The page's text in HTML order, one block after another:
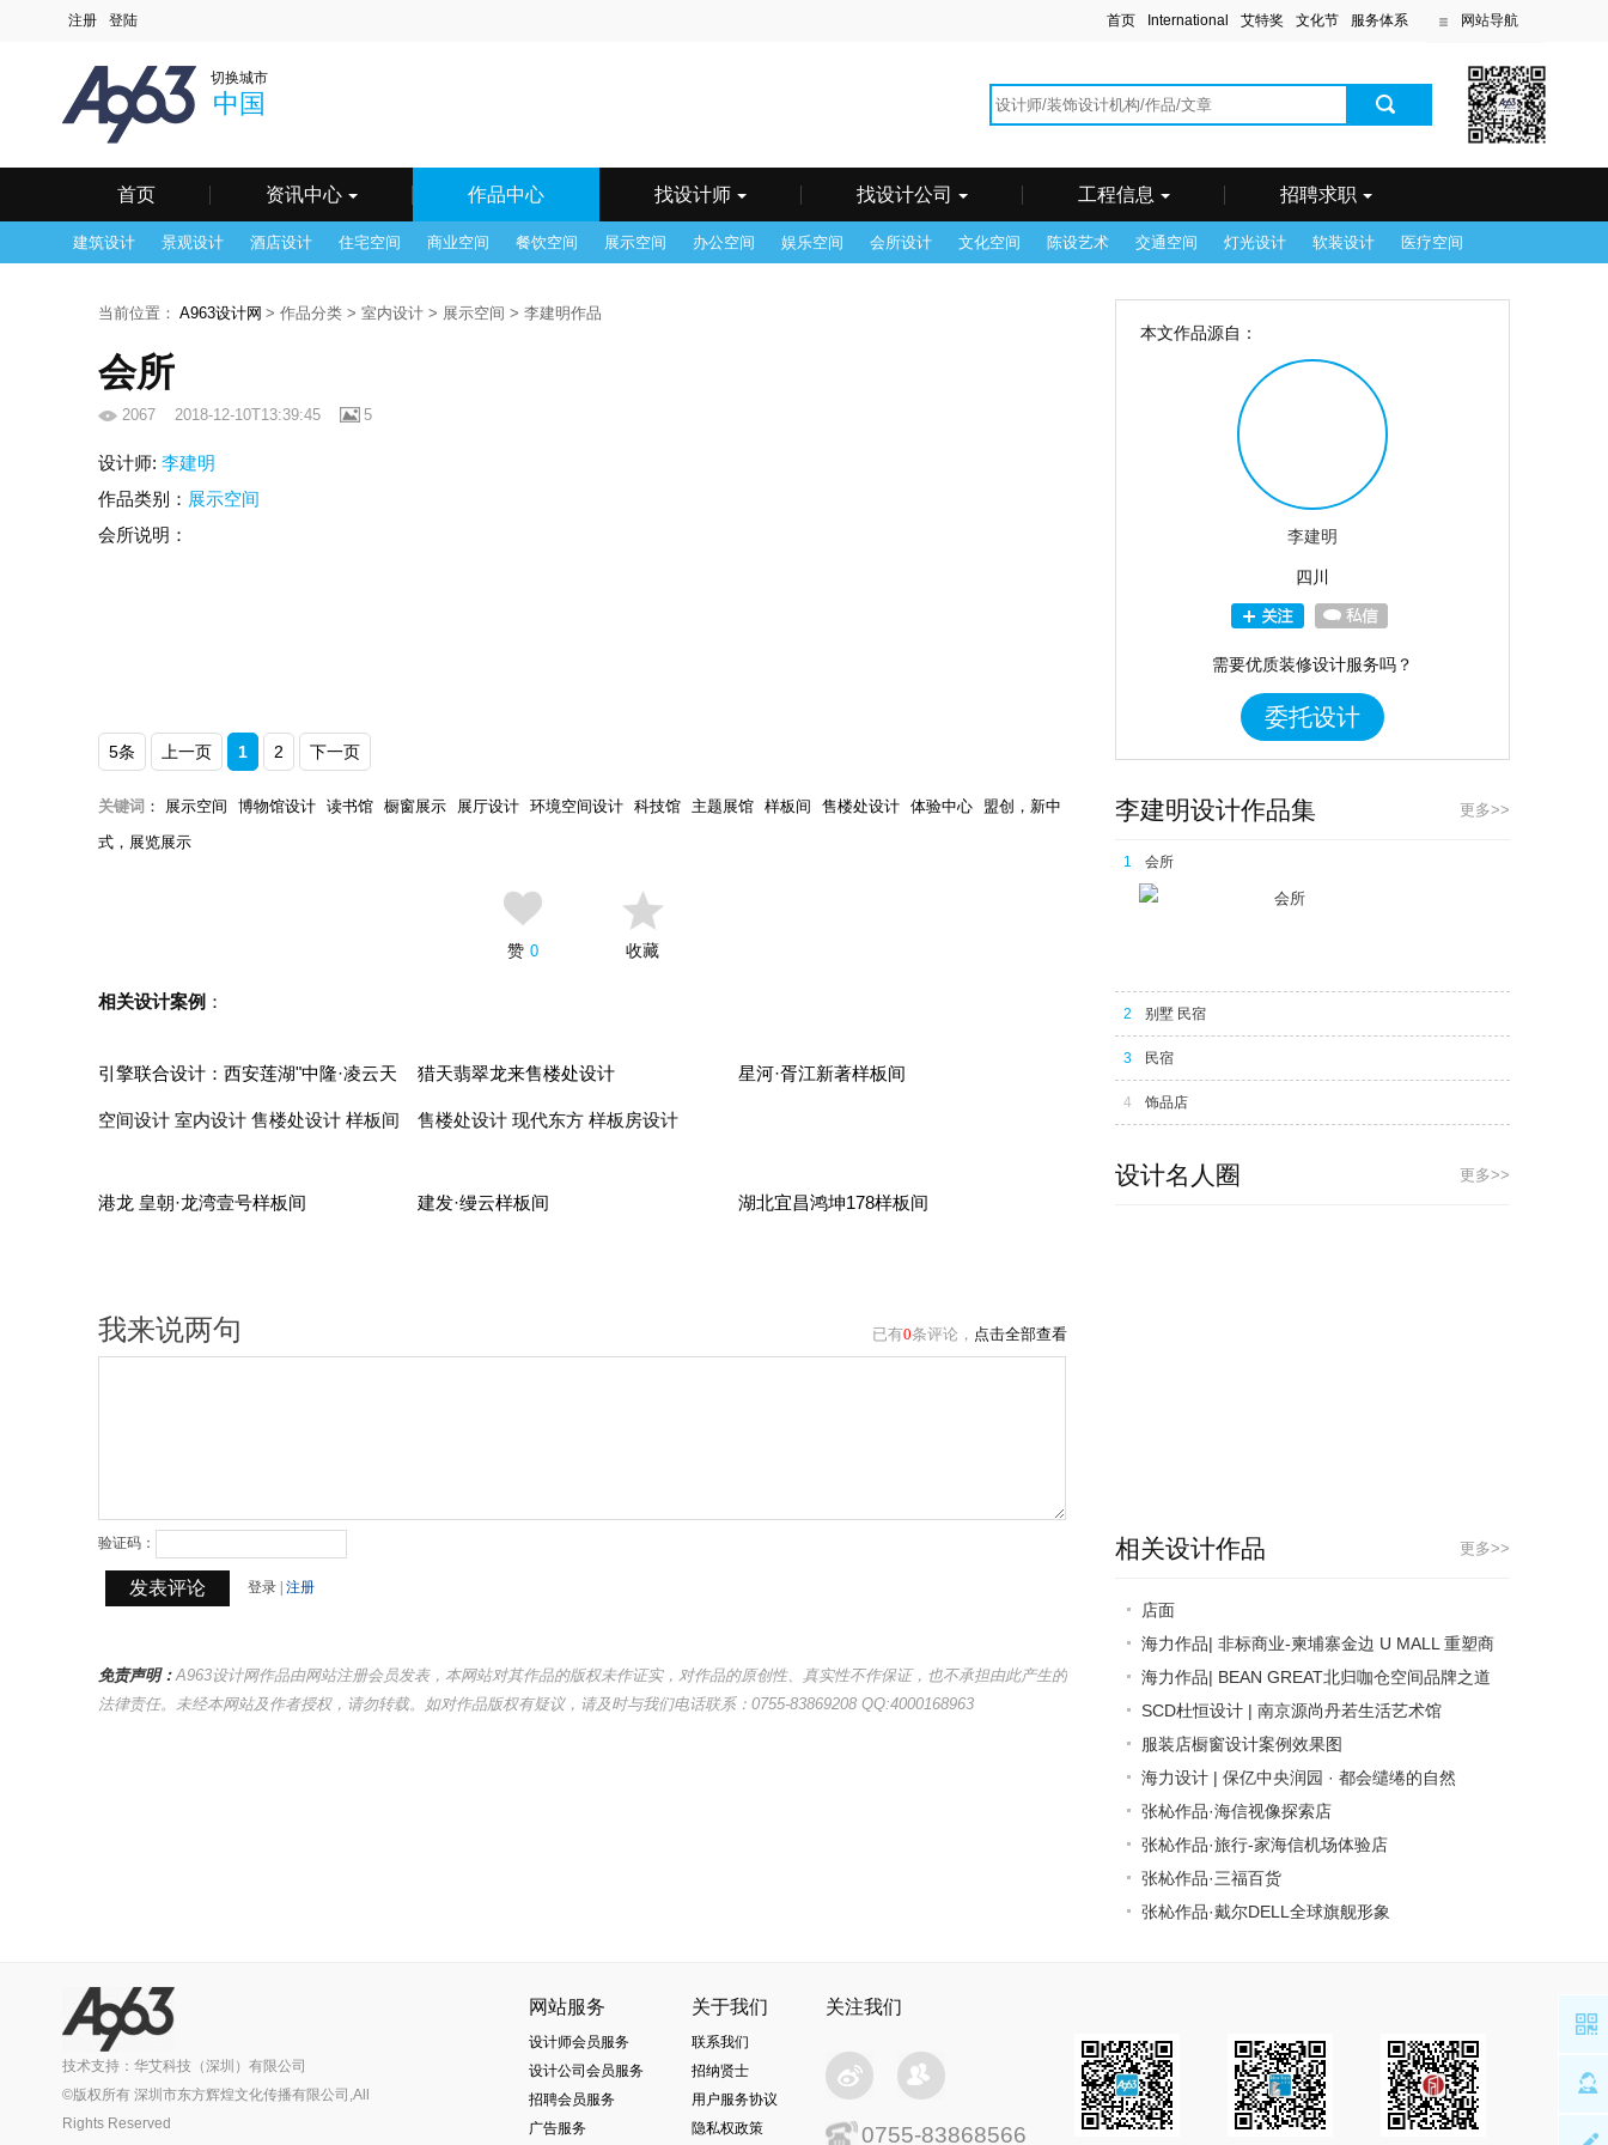
首页 International 艾特奖 文化节 服务体系 网站导航
切换城市
哈尔滨
南昌
银川
郑州 重庆
中国
首页 资讯中心 作品中心 找设计师 找设计公司 工程信息 招聘求职
建筑设计 景观设计 酒店设计 住宅空间 商业空间 餐饮空间 展示空间 办公空间 娱乐空间 会所设计 文化空间 陈设艺术 交通空间 灯光设计 软装设计 医疗空间
当前位置： A963设计网 > 作品分类 > 室内设计 > 展示空间 > 李建明作品
会所
2067 2018-12-10T13:39:45 5
设计师: 李建明
作品类别： 展示空间
会所说明：
5条 上一页 1 2 下一页
关键词 ： 展示空间 博物馆设计 读书馆 橱窗展示 展厅设计 环境空间设计 科技馆 主题展馆 样板间 售楼处设计 体验中心
盟创，新中
式，展览展示
赞 0 收藏
相关设计案例 ：
引擎联合设计：西安莲湖"中隆·凌云天
境"售楼处样板间
空间设计 室内设计 售楼处设计 样板间
猎天翡翠龙来售楼处设计
售楼处设计 现代东方 样板房设计
星河·胥江新著样板间
港龙 皇朝·龙湾壹号样板间 建发·缦云样板间 湖北宜昌鸿坤178样板间
免责声明：A963设计网作品由网站注册会员发表，本网站对其作品的版权未作证实，对作品的原创性、真实性不作保证，也不承担由此产生的
法律责任。未经本网站及作者授权，请勿转载。如对作品版权有疑议，请及时与我们电话联系：0755-83869208 QQ:4000168963
本文作品源自：
李建明
四川
需要优质装修设计服务吗？
委托设计
李建明设计作品集 更多>>
1 会所
会所
2 别墅 民宿
3 民宿
4 饰品店
设计名人圈 更多>>
相关设计作品 更多>>
店面
" target="_blank">店面
海力作品| 非标商业-柬埔寨金边 U MALL 重塑商
业新纪元
" target="_blank">海力作品| 非标商业-柬埔寨金边
U ...
海力作品| BEAN GREAT北归咖仓空间品牌之道
不仅只是“好看”
" target="_blank">海力作品| BEAN GREAT北归咖
仓空间...
SCD杜恒设计 | 南京源尚丹若生活艺术馆
" target="_blank">SCD杜恒设计 | 南京源尚丹若生
活艺术馆 [精 ]
服装店橱窗设计案例效果图
" target="_blank">服装店橱窗设计案例效果图
海力设计 | 保亿中央润园 · 都会缱绻的自然
" target="_blank">海力设计 | 保亿中央润园 · 都会
缱绻的自然
张杺作品·海信视像探索店
" target="_blank">张杺作品·海信视像探索店
张杺作品·旅行-家海信机场体验店
" target="_blank">张杺作品·旅行-家海信机场体验店
张杺作品·三福百货
" target="_blank">张杺作品·三福百货
张杺作品·戴尔DELL全球旗舰形象
技术支持：华艾科技（深圳）有限公司
©版权所有 深圳市东方辉煌文化传播有限公司,All
Rights Reserved
网站服务
设计师会员服务
设计公司会员服务
招聘会员服务
广告服务
关于我们
联系我们
招纳贤士
用户服务协议
隐私权政策
关注我们
0755-83868566